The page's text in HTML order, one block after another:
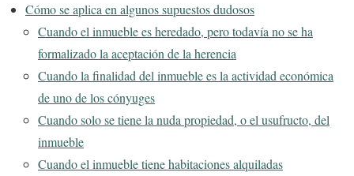
Cómo se aplica en algunos supuestos dudosos
Cuando el inmueble es heredado, pero todavía no se ha
formalizado la aceptación de la herencia
Cuando la finalidad del inmueble es la actividad económica
de uno de los cónyuges
Cuando solo se tiene la nuda propiedad, o el usufructo, del
inmueble
Cuando el inmueble tiene habitaciones alquiladas